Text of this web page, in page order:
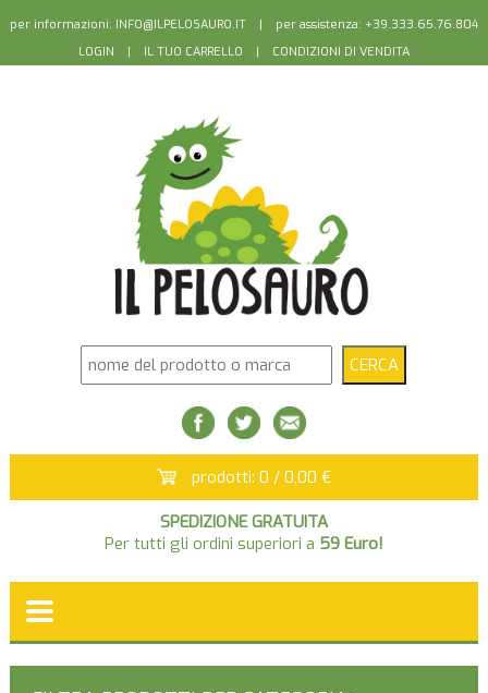
per informazioni: INFO@ILPELOSAURO.IT | per assistenza: +39.333.65.76.804
LOGIN | IL TUO CARRELLO | CONDIZIONI DI VENDITA
prodotti: 0 / 0,00 €
SPEDIZIONE GRATUITA
Per tutti gli ordini superiori a 59 Euro!